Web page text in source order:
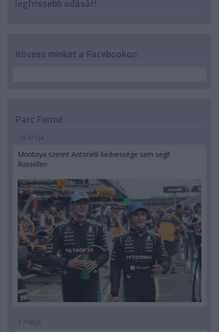
legfrissebb adását!
Kövess minket a Facebookon
Parc Fermé
14 órája
Montoya szerint Antonelli kedvessége sem segít
Russellen
1 napja